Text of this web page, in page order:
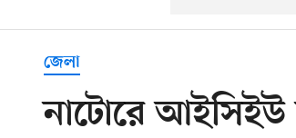
জেলা
নাটোরে আইসিইউ